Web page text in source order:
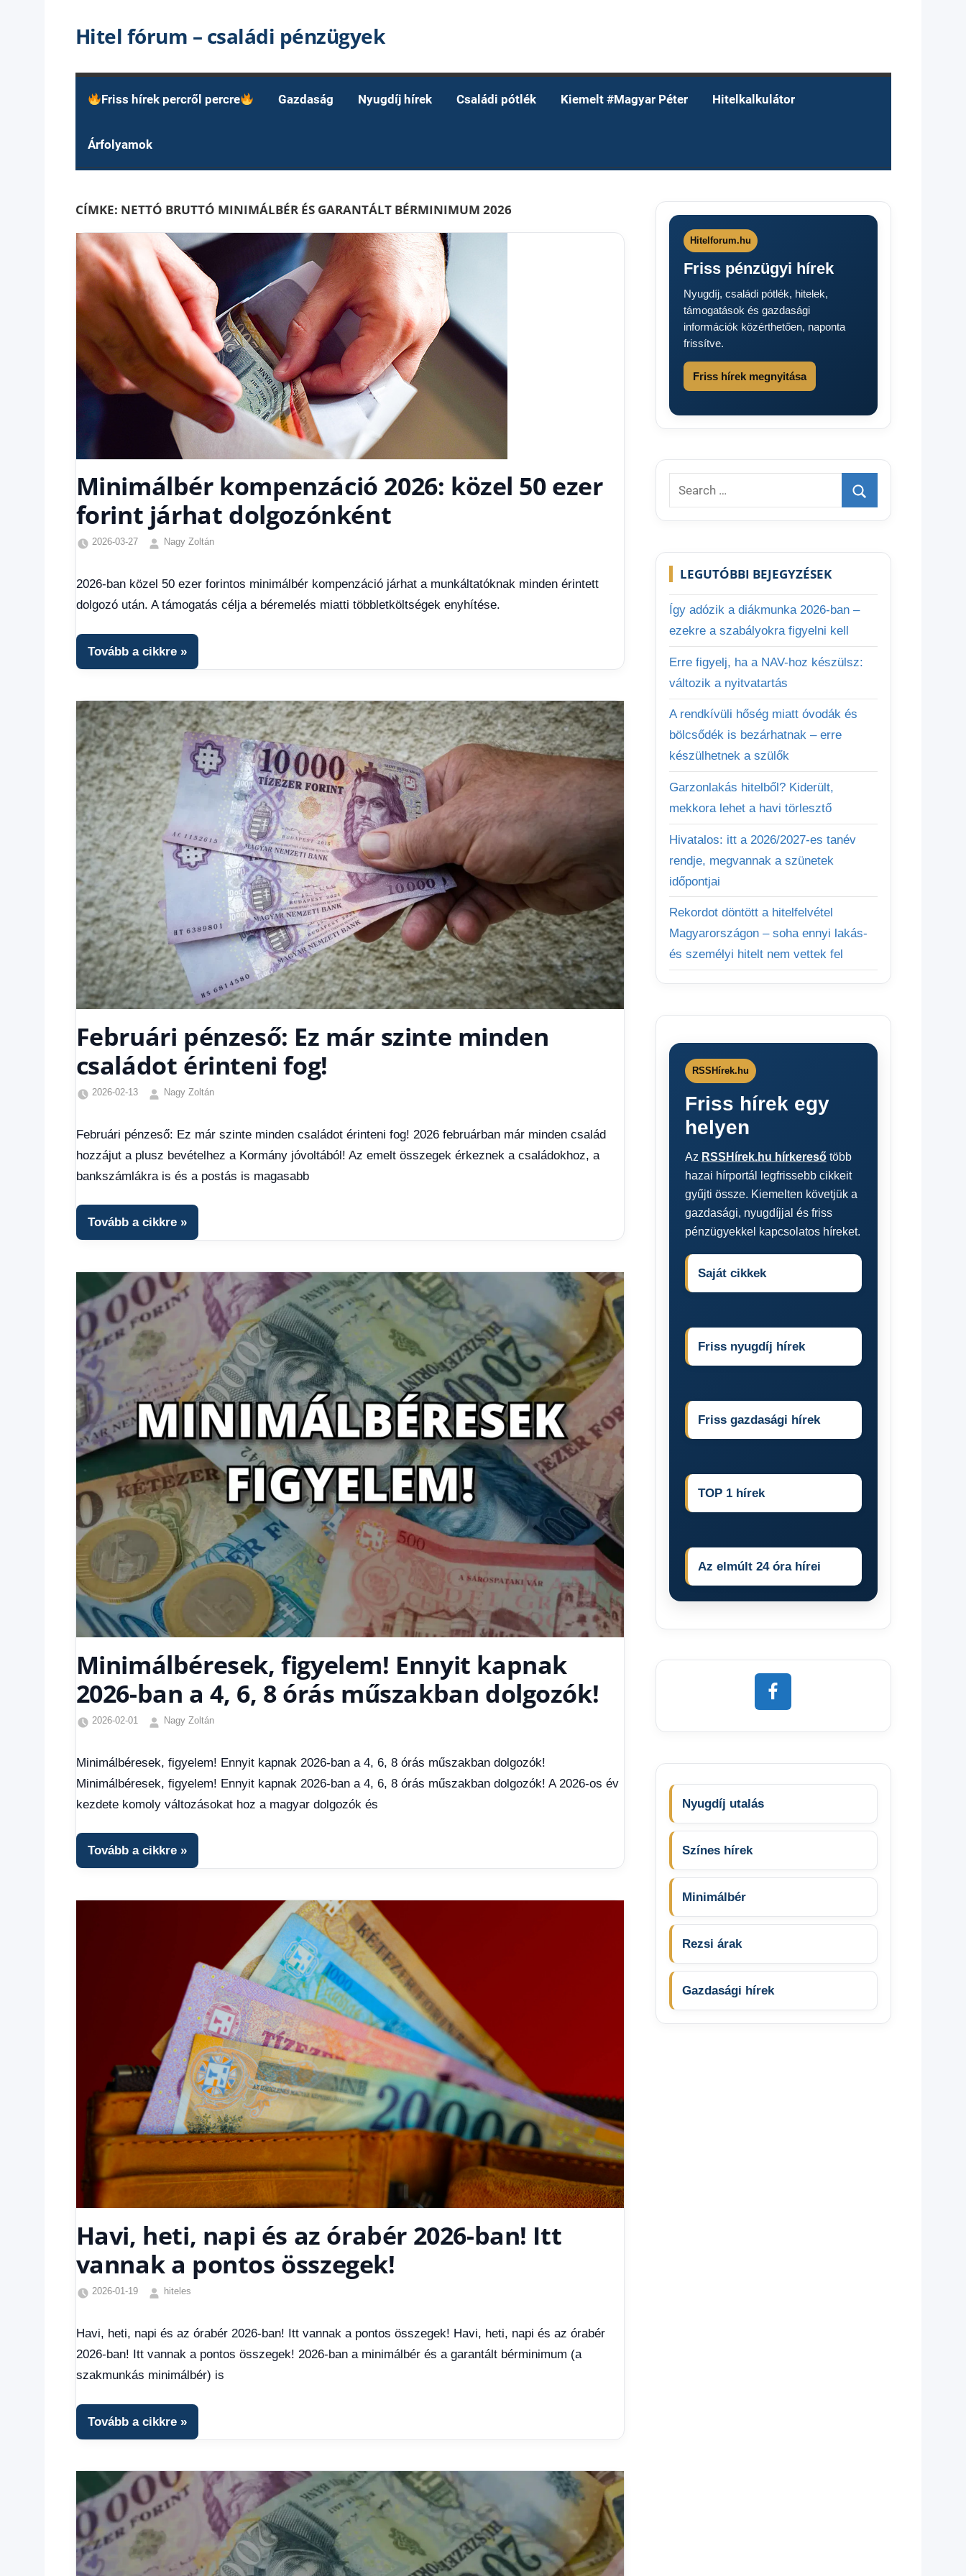
Hitel fórum – családi pénzügyek
Friss hírek percről percre Gazdaság Nyugdíj hírek Családi pótlék Kiemelt #Magyar Péter Hitelkalkulátor
Árfolyamok
CÍMKE: NETTÓ BRUTTÓ MINIMÁLBÉR ÉS GARANTÁLT BÉRMINIMUM 2026
Minimálbér kompenzáció 2026: közel 50 ezer
forint járhat dolgozónként
2026-03-27
Nagy Zoltán
hírek,
Gazdaság,
kézből,
fórum,
Színes
hírek,
Top
hírek
2026-ban közel 50 ezer forintos minimálbér kompenzáció járhat a munkáltatóknak minden érintett
dolgozó után. A támogatás célja a béremelés miatti többletköltségek enyhítése.
Tovább a cikkre
Februári pénzeső: Ez már szinte minden
családot érinteni fog!
2026-02-13
Nagy Zoltán
Gazdaság,
Hírek
1
Februári pénzeső: Ez már szinte minden családot érinteni fog! 2026 februárban már minden család
hozzájut a plusz bevételhez a Kormány jóvoltából! Az emelt összegek érkeznek a családokhoz, a
bankszámlákra is és a postás is magasabb
Tovább a cikkre
Minimálbéresek, figyelem! Ennyit kapnak
2026-ban a 4, 6, 8 órás műszakban dolgozók!
2026-02-01
Nagy Zoltán
Gazdaság,
Hírek,
Hírek
Minimálbéresek, figyelem! Ennyit kapnak 2026-ban a 4, 6, 8 órás műszakban dolgozók!
Minimálbéresek, figyelem! Ennyit kapnak 2026-ban a 4, 6, 8 órás műszakban dolgozók! A 2026-os év
kezdete komoly változásokat hoz a magyar dolgozók és
Tovább a cikkre
Havi, heti, napi és az órabér 2026-ban! Itt
vannak a pontos összegek!
2026-01-19
hiteles
Gazdaság,
Hírek,
Hírek
Havi, heti, napi és az órabér 2026-ban! Itt vannak a pontos összegek! Havi, heti, napi és az órabér
2026-ban! Itt vannak a pontos összegek! 2026-ban a minimálbér és a garantált bérminimum (a
szakmunkás minimálbér) is
Tovább a cikkre
Hitelforum.hu
Friss pénzügyi hírek
Nyugdíj, családi pótlék, hitelek,
támogatások és gazdasági
információk közérthetően, naponta
frissítve.
Friss hírek megnyitása
Search
for:
Search
LEGUTÓBBI BEJEGYZÉSEK
Így adózik a diákmunka 2026-ban –
ezekre a szabályokra figyelni kell
Erre figyelj, ha a NAV-hoz készülsz:
változik a nyitvatartás
A rendkívüli hőség miatt óvodák és
bölcsődék is bezárhatnak – erre
készülhetnek a szülők
Garzonlakás hitelből? Kiderült,
mekkora lehet a havi törlesztő
Hivatalos: itt a 2026/2027-es tanév
rendje, megvannak a szünetek
időpontjai
Rekordot döntött a hitelfelvétel
Magyarországon – soha ennyi lakás-
és személyi hitelt nem vettek fel
RSSHírek.hu
Friss hírek egy
helyen
Az RSSHírek.hu hírkeresőtöbb
hazai hírportál legfrissebb cikkeit
gyűjti össze. Kiemelten követjük a
gazdasági, nyugdíjjal és friss
pénzügyekkel kapcsolatos híreket.
Saját cikkek
Friss nyugdíj hírek
Friss gazdasági hírek
TOP 1 hírek
Az elmúlt 24 óra hírei
Nyugdíj utalás
Színes hírek
Minimálbér
Rezsi árak
Gazdasági hírek